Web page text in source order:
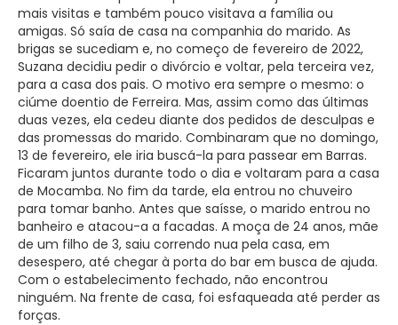
mais visitas e também pouco visitava a família ou
amigas. Só saía de casa na companhia do marido. As
brigas se sucediam e, no começo de fevereiro de 2022,
Suzana decidiu pedir o divórcio e voltar, pela terceira vez,
para a casa dos pais. O motivo era sempre o mesmo: o
ciúme doentio de Ferreira. Mas, assim como das últimas
duas vezes, ela cedeu diante dos pedidos de desculpas e
das promessas do marido. Combinaram que no domingo,
13 de fevereiro, ele iria buscá-la para passear em Barras.
Ficaram juntos durante todo o dia e voltaram para a casa
de Mocamba. No fim da tarde, ela entrou no chuveiro
para tomar banho. Antes que saísse, o marido entrou no
banheiro e atacou-a a facadas. A moça de 24 anos, mãe
de um filho de 3, saiu correndo nua pela casa, em
desespero, até chegar à porta do bar em busca de ajuda.
Com o estabelecimento fechado, não encontrou
ninguém. Na frente de casa, foi esfaqueada até perder as
forças.